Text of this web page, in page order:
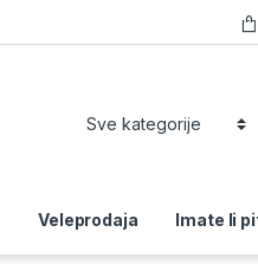
Veleprodaja Imate li